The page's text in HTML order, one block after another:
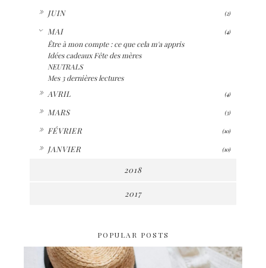
JUIN (2)
MAI (4)
Être à mon compte : ce que cela m'a appris
Idées cadeaux Fête des mères
NEUTRALS
Mes 3 dernières lectures
AVRIL (4)
MARS (3)
FÉVRIER (10)
JANVIER (10)
2018
2017
POPULAR POSTS